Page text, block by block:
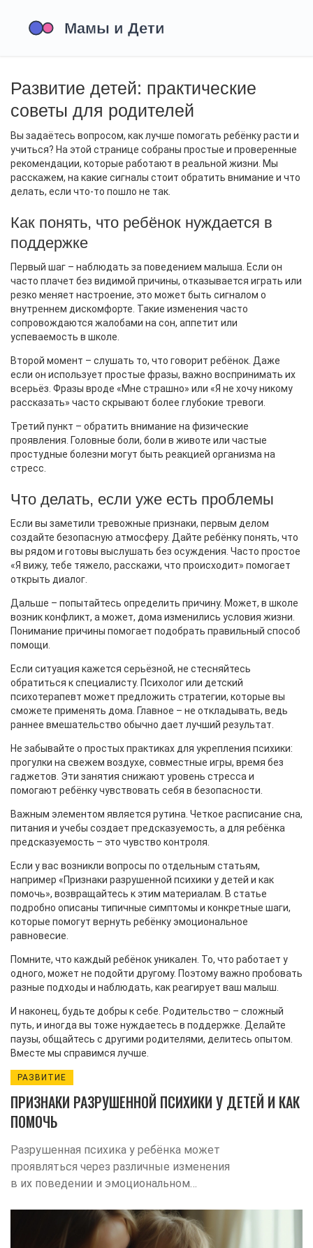
Развитие детей: практические
советы для родителей
Вы задаётесь вопросом, как лучше помогать ребёнку расти и
учиться? На этой странице собраны простые и проверенные
рекомендации, которые работают в реальной жизни. Мы
расскажем, на какие сигналы стоит обратить внимание и что
делать, если что‑то пошло не так.
Как понять, что ребёнок нуждается в
поддержке
Первый шаг – наблюдать за поведением малыша. Если он
часто плачет без видимой причины, отказывается играть или
резко меняет настроение, это может быть сигналом о
внутреннем дискомфорте. Такие изменения часто
сопровождаются жалобами на сон, аппетит или
успеваемость в школе.
Второй момент – слушать то, что говорит ребёнок. Даже
если он использует простые фразы, важно воспринимать их
всерьёз. Фразы вроде «Мне страшно» или «Я не хочу никому
рассказать» часто скрывают более глубокие тревоги.
Третий пункт – обратить внимание на физические
проявления. Головные боли, боли в животе или частые
простудные болезни могут быть реакцией организма на
стресс.
Что делать, если уже есть проблемы
Если вы заметили тревожные признаки, первым делом
создайте безопасную атмосферу. Дайте ребёнку понять, что
вы рядом и готовы выслушать без осуждения. Часто простое
«Я вижу, тебе тяжело, расскажи, что происходит» помогает
открыть диалог.
Дальше – попытайтесь определить причину. Может, в школе
возник конфликт, а может, дома изменились условия жизни.
Понимание причины помогает подобрать правильный способ
помощи.
Если ситуация кажется серьёзной, не стесняйтесь
обратиться к специалисту. Психолог или детский
психотерапевт может предложить стратегии, которые вы
сможете применять дома. Главное – не откладывать, ведь
раннее вмешательство обычно дает лучший результат.
Не забывайте о простых практиках для укрепления психики:
прогулки на свежем воздухе, совместные игры, время без
гаджетов. Эти занятия снижают уровень стресса и
помогают ребёнку чувствовать себя в безопасности.
Важным элементом является рутина. Четкое расписание сна,
питания и учебы создает предсказуемость, а для ребёнка
предсказуемость – это чувство контроля.
Если у вас возникли вопросы по отдельным статьям,
например «Признаки разрушенной психики у детей и как
помочь», возвращайтесь к этим материалам. В статье
подробно описаны типичные симптомы и конкретные шаги,
которые помогут вернуть ребёнку эмоциональное
равновесие.
Помните, что каждый ребёнок уникален. То, что работает у
одного, может не подойти другому. Поэтому важно пробовать
разные подходы и наблюдать, как реагирует ваш малыш.
И наконец, будьте добры к себе. Родительство – сложный
путь, и иногда вы тоже нуждаетесь в поддержке. Делайте
паузы, общайтесь с другими родителями, делитесь опытом.
Вместе мы справимся лучше.
РАЗВИТИЕ
ПРИЗНАКИ РАЗРУШЕННОЙ ПСИХИКИ У ДЕТЕЙ И КАК
ПОМОЧЬ
Разрушенная психика у ребёнка может
проявляться через различные изменения
в их поведении и эмоциональном
распознать эти признаки, чтобы помочь
малышу восстановиться и поддержать